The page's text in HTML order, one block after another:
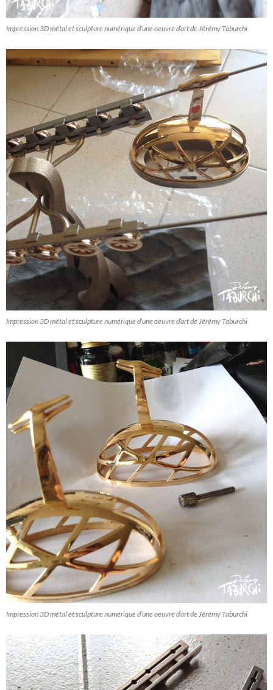
Impression 3D métal et sculpture numérique d’une oeuvre d’art de Jérémy Taburchi
Impression 3D métal et sculpture numérique d’une oeuvre d’art de Jérémy Taburchi
Impression 3D métal et sculpture numérique d’une oeuvre d’art de Jérémy Taburchi